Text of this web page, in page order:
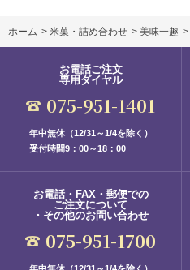
ホーム > 米菓・詰め合わせ > 美味一趣 >
お電話ご注文
専用ダイヤル
075-951-1401
年中無休（12/31～1/4を除く）
受付時間9：00～18：00
お電話・FAX・郵便での
ご注文について
・その他のお問い合わせ
075-951-1700
年中無休（12/31～1/4を除く）